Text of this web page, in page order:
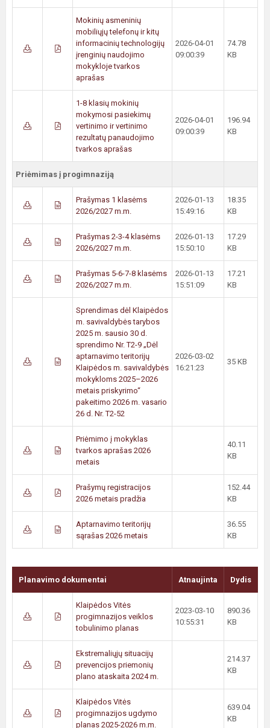
Mokinių asmeninių
mobiliųjų telefonų ir kitų
informacinių technologijų
įrenginių naudojimo
mokykloje tvarkos
aprašas
2026-04-01
09:00:39
74.78
KB
1-8 klasių mokinių
mokymosi pasiekimų
vertinimo ir vertinimo
rezultatų panaudojimo
tvarkos aprašas
2026-04-01
09:00:39
196.94
KB
Priėmimas į progimnaziją
Prašymas 1 klasėms
2026/2027 m.m.
2026-01-13
15:49:16
18.35
KB
Prašymas 2-3-4 klasėms
2026/2027 m.m.
2026-01-13
15:50:10
17.29
KB
Prašymas 5-6-7-8 klasėms
2026/2027 m.m.
2026-01-13
15:51:09
17.21
KB
Sprendimas dėl Klaipėdos
m. savivaldybės tarybos
2025 m. sausio 30 d.
sprendimo Nr. T2-9 „Dėl
aptarnavimo teritorijų
Klaipėdos m. savivaldybės
mokykloms 2025–2026
metais priskyrimo“
pakeitimo 2026 m. vasario
26 d. Nr. T2-52
2026-03-02
16:21:23
35 KB
Priėmimo į mokyklas
tvarkos aprašas 2026
metais
40.11
KB
Prašymų registracijos
2026 metais pradžia
152.44
KB
Aptarnavimo teritorijų
sąrašas 2026 metais
36.55
KB
Planavimo dokumentai Atnaujinta Dydis
Klaipėdos Vitės
progimnazijos veiklos
tobulinimo planas
2023-03-10
10:55:31
890.36
KB
Ekstremaliųjų situacijų
prevencijos priemonių
plano ataskaita 2024 m.
214.37
KB
Klaipėdos Vitės
progimnazijos ugdymo
planas 2025-2026 m.m.
639.04
KB